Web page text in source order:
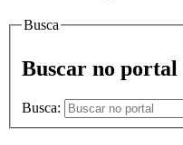
Busca
Buscar no portal
Busca: